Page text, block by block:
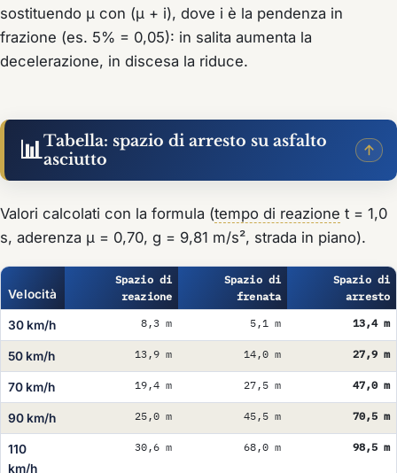
sostituendo µ con (µ + i), dove i è la pendenza in
frazione (es. 5% = 0,05): in salita aumenta la
decelerazione, in discesa la riduce.
📊Tabella: spazio di arresto su asfalto
asciutto
Valori calcolati con la formula (tempo di reazione t = 1,0
s, aderenza µ = 0,70, g = 9,81 m/s², strada in piano).
Velocità
Spazio di
reazione
Spazio di
frenata
Spazio di
arresto
30 km/h 8,3 m 5,1 m 13,4 m
50 km/h 13,9 m 14,0 m 27,9 m
70 km/h 19,4 m 27,5 m 47,0 m
90 km/h 25,0 m 45,5 m 70,5 m
110
km/h
30,6 m 68,0 m 98,5 m